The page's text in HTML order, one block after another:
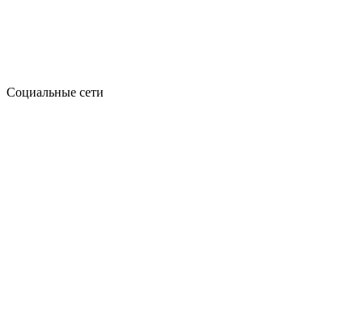
Социальные сети